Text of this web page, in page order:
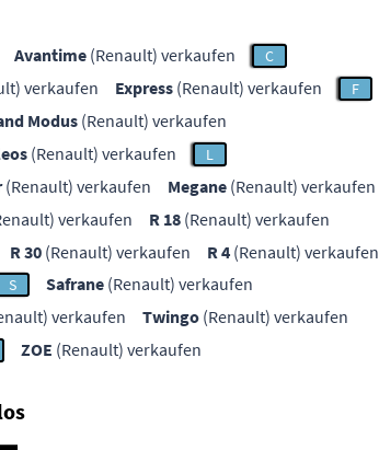
Avantime (Renault) verkaufen C
verkaufen Express (Renault) verkaufen F
Modus (Renault) verkaufen
(Renault) verkaufen L
(Renault) verkaufen Megane (Renault) verkaufen
verkaufen R 18 (Renault) verkaufen
R 30 (Renault) verkaufen R 4 (Renault) verkaufen
S Safrane (Renault) verkaufen
verkaufen Twingo (Renault) verkaufen
ZOE (Renault) verkaufen